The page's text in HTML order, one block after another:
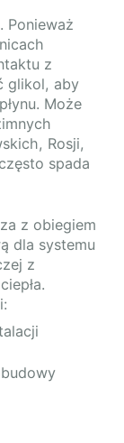
. Ponieważ
z
glikol, aby
Może
Rosji,
spada
z obiegiem
dla systemu
z